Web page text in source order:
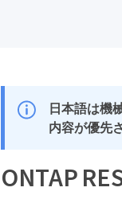
日本語は機
内容が優先
ONTAP